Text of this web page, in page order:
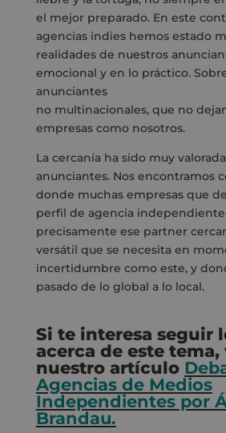
el mejor preparado. En este
agencias indies hemos estado
realidades de nuestros
emocional y en lo práctico.
anunciantes
no multinacionales, que no
empresas como nosotros.
La cercanía ha sido muy
anunciantes. Nos encontramos
donde muchas empresas que
perfil de agencia
precisamente ese partner
versátil que se necesita en
incertidumbre como este, y
pasado de lo global a lo local.
Si te interesa seguir
acerca de este tema,
nuestro artículo
Agencias de Medios
Independientes por
Brandau.